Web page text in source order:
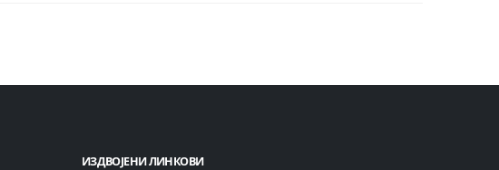
ИЗДВОЈЕНИ ЛИНКОВИ